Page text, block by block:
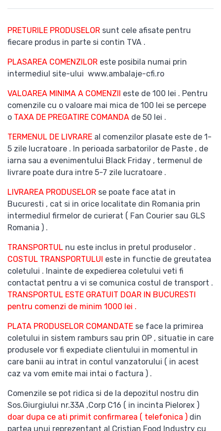
PRETURILE PRODUSELOR sunt cele afisate pentru
fiecare produs in parte si contin TVA .
PLASAREA COMENZILOR este posibila numai prin
intermediul site-ului www.ambalaje-cfi.ro
VALOAREA MINIMA A COMENZII este de 100 lei . Pentru
comenzile cu o valoare mai mica de 100 lei se percepe
o TAXA DE PREGATIRE COMANDA de 50 lei .
TERMENUL DE LIVRARE al comenzilor plasate este de 1-
5 zile lucratoare . In perioada sarbatorilor de Paste , de
iarna sau a evenimentului Black Friday , termenul de
livrare poate dura intre 5-7 zile lucratoare .
LIVRAREA PRODUSELOR se poate face atat in
Bucuresti , cat si in orice localitate din Romania prin
intermediul firmelor de curierat ( Fan Courier sau GLS
Romania ) .
TRANSPORTUL nu este inclus in pretul produselor .
COSTUL TRANSPORTULUI este in functie de greutatea
coletului . Inainte de expedierea coletului veti fi
contactat pentru a vi se comunica costul de transport .
TRANSPORTUL ESTE GRATUIT DOAR IN BUCURESTI
pentru comenzi de minim 1000 lei .
PLATA PRODUSELOR COMANDATE se face la primirea
coletului in sistem ramburs sau prin OP , situatie in care
produsele vor fi expediate clientului in momentul in
care banii au intrat in contul vanzatorului ( in acest
caz va vom emite mai intai o factura ) .
Comenzile se pot ridica si de la depozitul nostru din
Sos.Giurgiului nr.33A ,Corp C16 ( in incinta Pielorex )
doar dupa ce ati primit confirmarea ( telefonica ) din
partea unui reprezentant al Cristian Food Industry cu